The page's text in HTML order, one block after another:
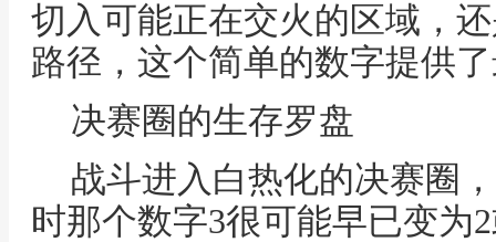
切入可能正在交火的区域，
路径，这个简单的数字提供
决赛圈的生存罗盘
战斗进入白热化的决赛圈
时那个数字3很可能早已变为